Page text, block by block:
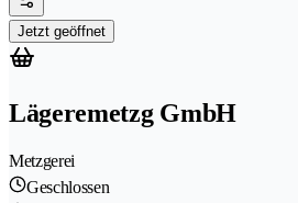
Jetzt geöffnet
Lägeremetzg GmbH
Metzgerei
Geschlossen